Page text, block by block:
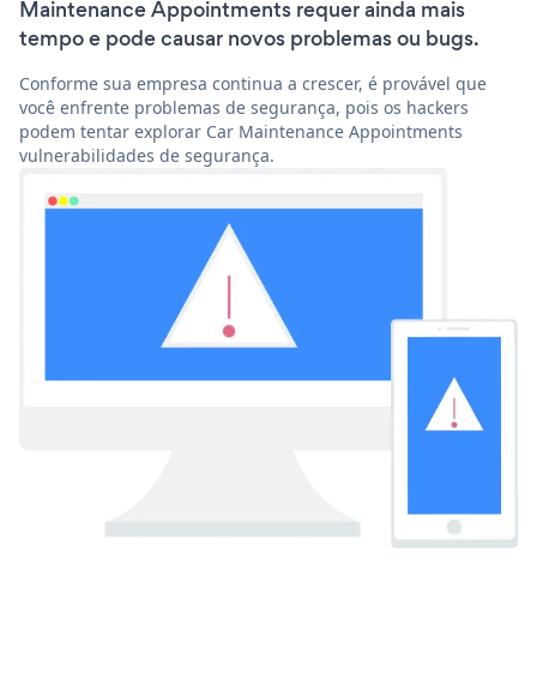
Maintenance Appointments requer ainda mais
tempo e pode causar novos problemas ou bugs.
Conforme sua empresa continua a crescer, é provável que
você enfrente problemas de segurança, pois os hackers
podem tentar explorar Car Maintenance Appointments
vulnerabilidades de segurança.